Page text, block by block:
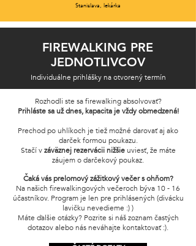
Stanislava, lekárka
FIREWALKING PRE
JEDNOTLIVCOV
Individuálne prihlášky na otvorený termín
Rozhodli ste sa firewalking absolvovať?
Prihláste sa už dnes, kapacita je vždy obmedzená!
Prechod po uhlíkoch je tiež možné darovať aj ako
darček formou poukazu.
Stačí vzáväznej rezervácii nižšieuviesť, že máte
záujem o darčekový poukaz.
Čaká vás prelomový zážitkový večer s ohňom?
Na našich firewalkingových večeroch býva 10 - 16
účastníkov. Program je len pre prihlásených (divácku
lavičku nevedieme :) )
Máte ďalšie otázky? Pozrite si náš zoznam častých
dotazov alebo nás neváhajte kontaktovať :).